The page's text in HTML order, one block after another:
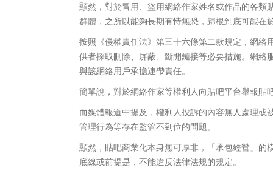
顯然，對於冒用、盜用網絡作家姓名或作品的各
群體，之所以能夠長期有恃無恐，歸根到底可能在
按照《侵權責任法》第三十六條第二款規定，網
供者採取刪除、屏蔽、斷開鏈接等必要措施。網
與該網絡用戶承擔連帶責任。
簡單說，對於網絡作家等權利人向貼吧平台舉報
而媒體報道中提及，權利人投訴的內容無人處理
管理行為等存在監管不到位的問題。
顯然，貼吧商業化本身無可厚非，「承包經營」
底線或前提是，不能違反法律法規的規定。